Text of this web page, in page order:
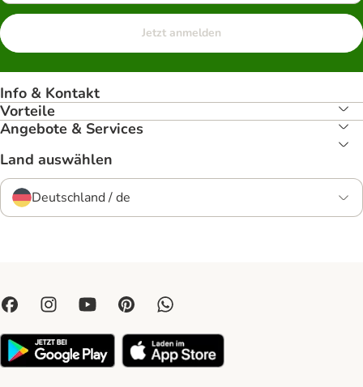
Jetzt anmelden
Info & Kontakt
Vorteile
Angebote & Services
Land auswählen
Deutschland / de